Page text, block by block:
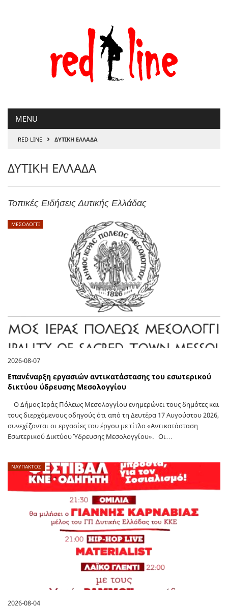
MENU
RED LINE › ΔΥΤΙΚΗ ΕΛΛΑΔΑ
ΔΥΤΙΚΗ ΕΛΛΑΔΑ
Τοπικές Ειδήσεις Δυτικής Ελλάδας
ΜΕΣΟΛΟΓΓΙ
2026-08-07
Επανέναρξη εργασιών αντικατάστασης του εσωτερικού
δικτύου ύδρευσης Μεσολογγίου
Ο Δήμος Ιεράς Πόλεως Μεσολογγίου ενημερώνει τους δημότες και
τους διερχόμενους οδηγούς ότι από τη Δευτέρα 17 Αυγούστου 2026,
συνεχίζονται οι εργασίες του έργου με τίτλο «Αντικατάσταση
Εσωτερικού Δικτύου Ύδρευσης Μεσολογγίου». Οι…
ΝΑΥΠΑΚΤΟΣ
2026-08-04